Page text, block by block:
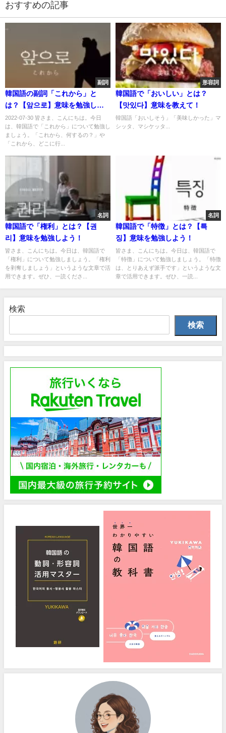
おすすめの記事
副詞
韓国語の副詞「これから」と
は？【앞으로】意味を勉強しよ
う！
2022-07-30 皆さま、こんにちは。今日
は、韓国語で「これから」について勉強し
ましょう。「これから、何するの？」や
「これから、どこに行...
形容詞
韓国語で「おいしい」とは？
【맛있다】意味を教えて！
韓国語「おいしそう」「美味しかった」マ
シッタ、マシケッタ...
名詞
韓国語で「権利」とは？【권
리】意味を勉強しよう！
皆さま、こんにちは。今日は、韓国語で
「権利」について勉強しましょう。「権利
を剥奪しましょう」というような文章で活
用できます。ぜひ、一読くださ...
名詞
韓国語で「特徴」とは？【특
징】意味を勉強しよう！
皆さま、こんにちは。今日は、韓国語で
「特徴」について勉強しましょう。「特徴
は、とりあえず派手です」というような文
章で活用できます。ぜひ、一読...
検索
検索